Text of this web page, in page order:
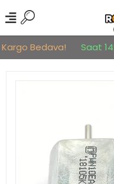
Bedava! Saat 14:00 a